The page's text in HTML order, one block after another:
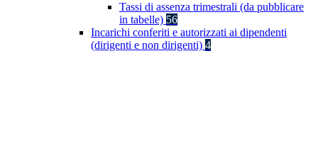
Tassi di assenza trimestrali (da pubblicare
in tabelle) 56
Incarichi conferiti e autorizzati ai dipendenti
(dirigenti e non dirigenti) 4